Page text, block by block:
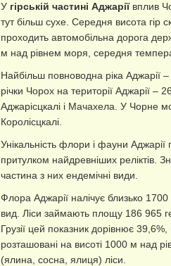
У гірській частині Аджаріївплив
тут більш сухе. Середня висота
проходить автомобільна дорога
м над рівнем моря, середня
Найбільш повноводна ріка Аджарії
річки Чорох на території Аджарії –
Аджарісцкалі і Мачахела. У Чорне
Королісцкалі.
Унікальність флори і фауни
притулком найдревніших реліктів.
частина з них ендемічні види.
Флора Аджарії налічує близько
вид. Ліси займають площу 186 965
Грузії цей показник дорівнює 39,6%,
розташовані на висоті 1000 м над
(ялина, сосна, ялиця) ліси.